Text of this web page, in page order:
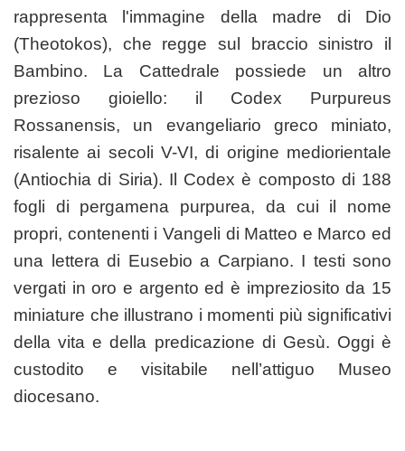
rappresenta l'immagine della madre di Dio
(Theotokos), che regge sul braccio sinistro il
Bambino. La Cattedrale possiede un altro
prezioso gioiello: il Codex Purpureus
Rossanensis, un evangeliario greco miniato,
risalente ai secoli V-VI, di origine mediorientale
(Antiochia di Siria). Il Codex è composto di 188
fogli di pergamena purpurea, da cui il nome
propri, contenenti i Vangeli di Matteo e Marco ed
una lettera di Eusebio a Carpiano. I testi sono
vergati in oro e argento ed è impreziosito da 15
miniature che illustrano i momenti più significativi
della vita e della predicazione di Gesù. Oggi è
custodito e visitabile nell’attiguo Museo
diocesano.